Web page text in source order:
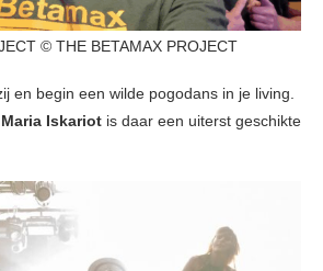
© THE BETAMAX PROJECT
en begin een wilde pogodans in je living.
Maria Iskariot is daar een uiterst geschikte